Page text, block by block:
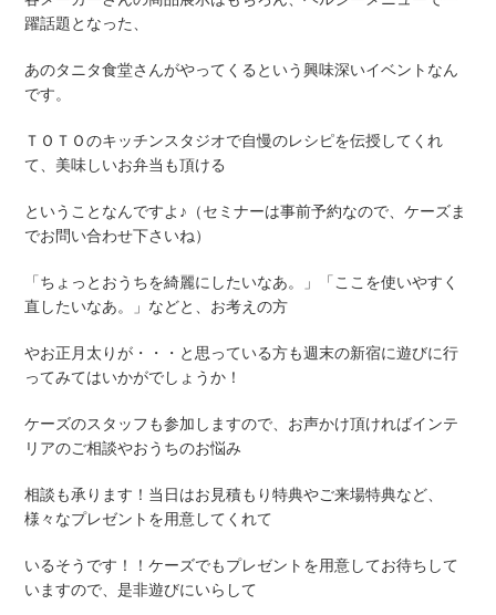
躍話題となった、
あのタニタ食堂さんがやってくるという興味深いイベントなん
です。
ＴＯＴＯのキッチンスタジオで自慢のレシピを伝授してくれ
て、美味しいお弁当も頂ける
ということなんですよ♪（セミナーは事前予約なので、ケーズま
でお問い合わせ下さいね）
「ちょっとおうちを綺麗にしたいなあ。」「ここを使いやすく
直したいなあ。」などと、お考えの方
やお正月太りが・・・と思っている方も週末の新宿に遊びに行
ってみてはいかがでしょうか！
ケーズのスタッフも参加しますので、お声かけ頂ければインテ
リアのご相談やおうちのお悩み
相談も承ります！当日はお見積もり特典やご来場特典など、
様々なプレゼントを用意してくれて
いるそうです！！ケーズでもプレゼントを用意してお待ちして
いますので、是非遊びにいらして